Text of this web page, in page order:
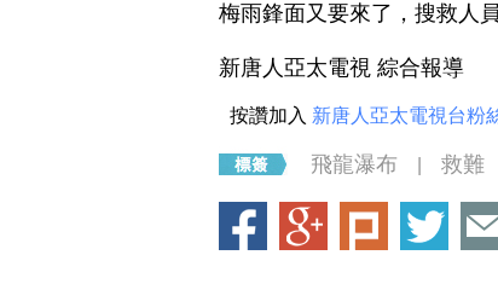
梅雨鋒面又要來了，搜救人
新唐人亞太電視 綜合報導
按讚加入 新唐人亞太電視台粉
飛龍瀑布 救難